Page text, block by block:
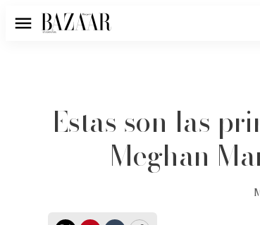
Menú
Estas son las
Meghan